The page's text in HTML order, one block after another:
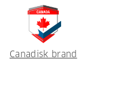
Canadisk brand